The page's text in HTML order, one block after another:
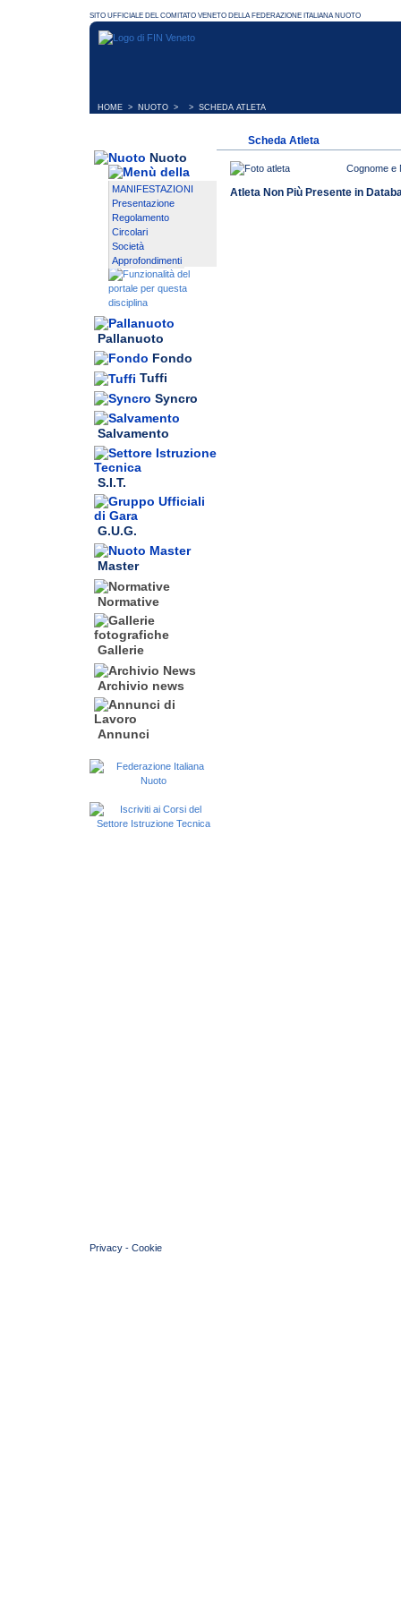
HOME > NUOTO > > SCHEDA ATLETA
Nuoto
MANIFESTAZIONI
Presentazione
Regolamento
Circolari
Società
Approfondimenti
Pallanuoto
Fondo
Tuffi
Syncro
Salvamento
S.I.T.
G.U.G.
Master
Normative
Gallerie
Archivio news
Annunci
Scheda Atleta
Cognome e
Atleta Non Più Presente in
Privacy - Cookie